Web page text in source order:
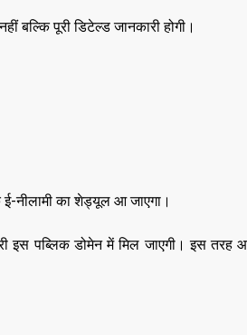
बल्कि पूरी डिटेल्ड जानकारी होगी।
नीलामी का शेड्यूल आ जाएगा।
इस पब्लिक डोमेन में मिल जाएगी। इस तरह